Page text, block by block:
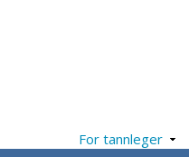
For tannleger